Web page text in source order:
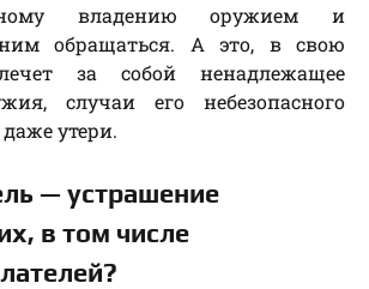
владению оружием и
обращаться. А это, в свою
за собой ненадлежащее
случаи его небезопасного
утери.
— устрашение
в том числе